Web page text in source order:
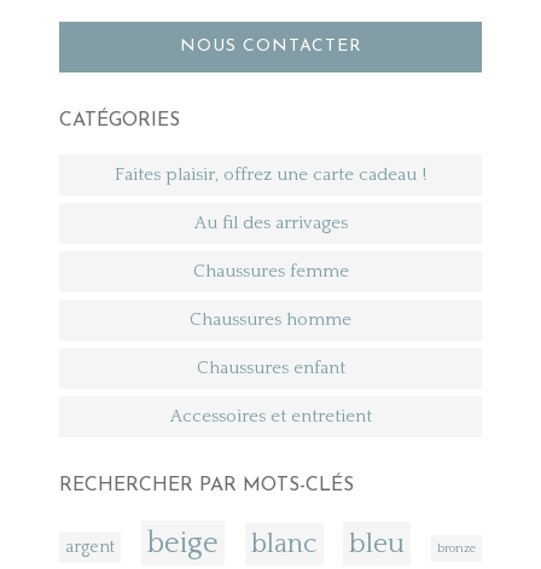
NOUS CONTACTER
CATÉGORIES
Faites plaisir, offrez une carte cadeau !
Au fil des arrivages
Chaussures femme
Chaussures homme
Chaussures enfant
Accessoires et entretient
RECHERCHER PAR MOTS-CLÉS
argent beige blanc bleu bronze